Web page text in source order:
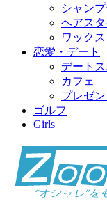
シャン
ヘアス
ワックス
恋愛・デート
デートス
カフェ
プレゼン
ゴルフ
Girls